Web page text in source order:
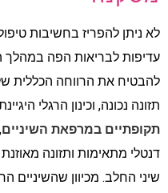
לא ניתן להפריז בחשיבות
עדיפות לבריאות הפה במהלך
להבטיח את הרווחה הכללית
תזונה נכונה, וכינון הרגלי
תקופתיים במרפאת השיניים
דנטלי מתאימות ותזונה
שיני החלב. מכיוון שהשיניים